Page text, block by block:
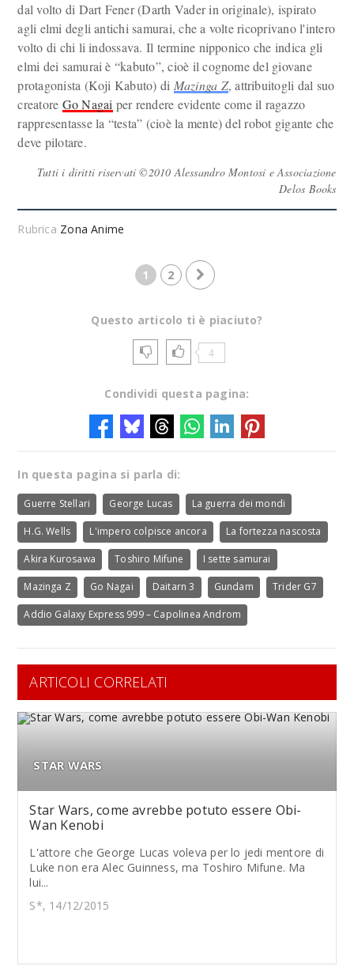
dal volto di Dart Fener (Darth Vader in originale), ispirato
agli elmi degli antichi samurai, che a volte ricoprivano l'intero
volto di chi li indossava. Il termine nipponico che indica gli
elmi dei samurai è “kabuto”, cioè il cognome del giovane
protagonista (Koji Kabuto) di Mazinga Z, attribuitogli dal suo
creatore Go Nagai per rendere evidente come il ragazzo
rappresentasse la “testa” (cioè la mente) del robot gigante che
deve pilotare.
Tutti i diritti riservati ©2010 Alessandro Montosi e Associazione
Delos Books
Rubrica Zona Anime
1 2
Questo articolo ti è piaciuto?
4
Condividi questa pagina:
In questa pagina si parla di:
Guerre Stellari George Lucas La guerra dei mondi
H.G. Wells L'impero colpisce ancora La fortezza nascosta
Akira Kurosawa Toshiro Mifune I sette samurai
Mazinga Z Go Nagai Daitarn 3 Gundam Trider G7
Addio Galaxy Express 999 – Capolinea Androm
ARTICOLI CORRELATI
STAR WARS
Star Wars, come avrebbe potuto essere Obi-
Wan Kenobi
L'attore che George Lucas voleva per lo jedi mentore di
Luke non era Alec Guinness, ma Toshiro Mifune. Ma
lui...
S*, 14/12/2015